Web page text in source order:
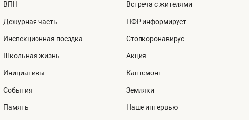
ВПН
Дежурная часть
Инспекционная поездка
Школьная жизнь
Инициативы
События
Память
Встреча с жителями
ПФР информирует
Стопкоронавирус
Акция
Каптемонт
Земляки
Наше интервью